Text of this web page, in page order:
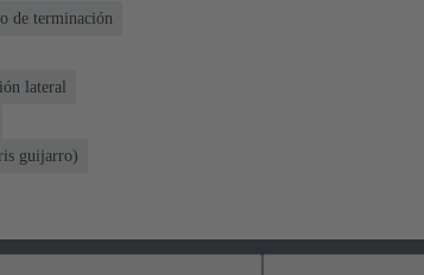
de terminación
lateral
guijarro)